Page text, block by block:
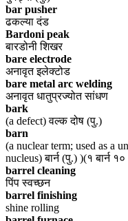
bar pusher
ढकल्या दंड
Bardoni peak
बारडोनी शिखर
bare electrode
अनावृत इलेक्टोड
bare metal arc welding
अनावृत धातुप्रज्योत सांधण
bark
(a defect) वल्क दोष (पु.)
barn
(a nuclear term; used as a
nucleus) बार्न (पु.) )(१ बार्न
barrel cleaning
पिंप स्वच्छन
barrel finishing
shine rolling